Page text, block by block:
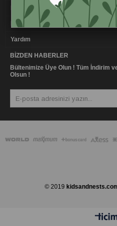
Kurumsal
Müşteri İlişkileri
Yardım
BIZDEN HABERLER
Bültenimize Üye Olun ! Tüm İndirim
Olsun !
© 2019